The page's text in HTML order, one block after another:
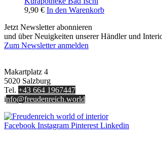
9,90 € In den Warenkorb
Jetzt Newsletter abonnieren
und über Neuigkeiten unserer Händler und
Zum Newsletter anmelden
Makartplatz 4
5020 Salzburg
Tel. +43 664 1967447
info@freudenreich.world
Facebook Instagram Pinterest Linkedin